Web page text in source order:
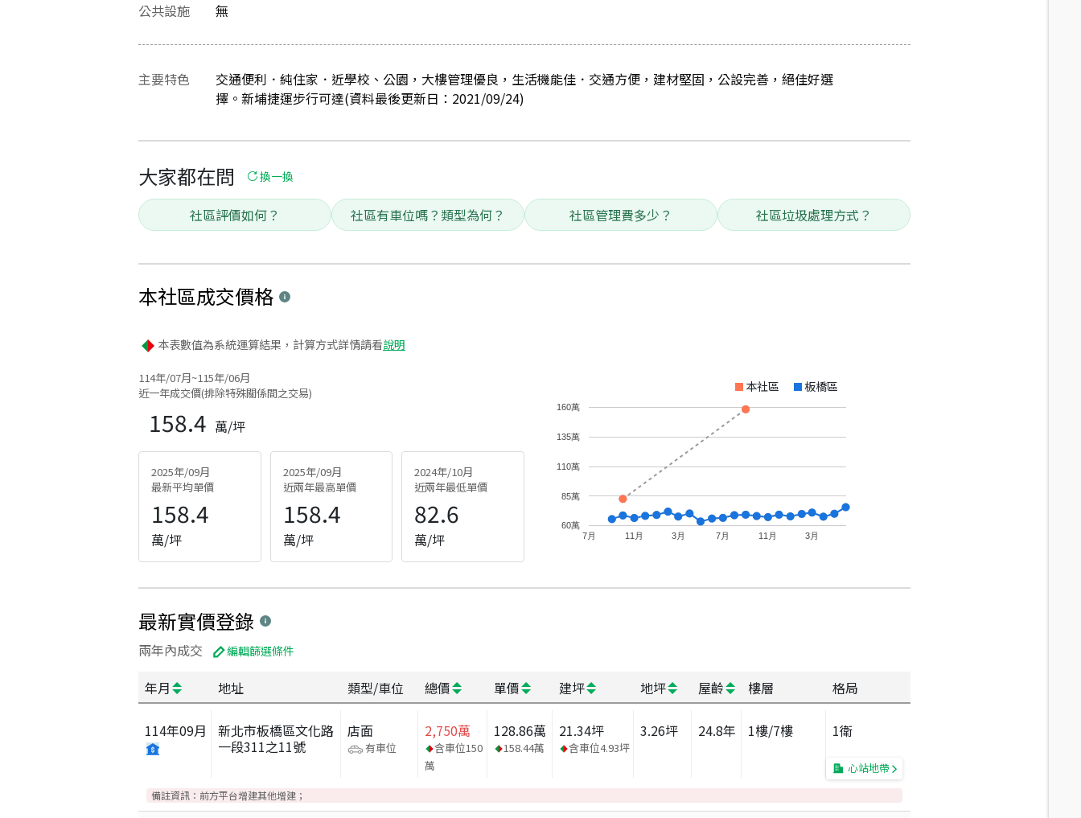
公共設施 無
主要特色
交通便利．純住家．近學校、公園，大樓管理優良，生活機能佳．交通方便，建材堅固，公設完善，絕佳好選
擇。新埔捷運步行可達(資料最後更新日：2021/09/24)
大家都在問 換一換
社區評價如何？ 社區有車位嗎？類型為何？ 社區管理費多少？ 社區垃圾處理方式？
本社區成交價格
本表數值為系統運算結果，計算方式詳情請看說明
114年/07月~115年/06月
近一年成交價(排除特殊關係間之交易)
158.4 萬/坪
2025年/09月
最新平均單價
158.4
萬/坪
2025年/09月
近兩年最高單價
158.4
萬/坪
2024年/10月
近兩年最低單價
82.6
萬/坪
本社區 板橋區
7月 11月 3月 7月 11月 3月
60萬
85萬
110萬
135萬
160萬
最新實價登錄
兩年內成交 編輯篩選條件
年月 地址 類型/車位 總價 單價 建坪 地坪 屋齡 樓層 格局
114年09月
新北市板橋區文化路
一段311之11號
店面
有車位
2,750萬
含車位150
萬
128.86萬
158.44萬
21.34坪
含車位4.93坪
3.26坪 24.8年 1樓/7樓 1衛
心站地帶
備註資訊： 前方平台增建其他增建；